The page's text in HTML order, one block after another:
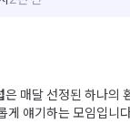
은 매달 선정된 하나의
게 얘기하는 모임입니